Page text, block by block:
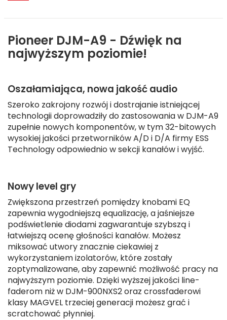
Pioneer DJM-A9 - Dźwięk na
najwyższym poziomie!
Oszałamiająca, nowa jakość audio
Szeroko zakrojony rozwój i dostrajanie istniejącej
technologii doprowadziły do zastosowania w DJM-A9
zupełnie nowych komponentów, w tym 32-bitowych
wysokiej jakości przetworników A/D i D/A firmy ESS
Technology odpowiednio w sekcji kanałów i wyjść.
Nowy level gry
Zwiększona przestrzeń pomiędzy knobami EQ
zapewnia wygodniejszą equalizację, a jaśniejsze
podświetlenie diodami zagwarantuje szybszą i
łatwiejszą ocenę głośności kanałów. Możesz
miksować utwory znacznie ciekawiej z
wykorzystaniem izolatorów, które zostały
zoptymalizowane, aby zapewnić możliwość pracy na
najwyższym poziomie. Dzięki wyższej jakości line-
faderom niż w DJM-900NXS2 oraz crossfaderowi
klasy MAGVEL trzeciej generacji możesz grać i
scratchować płynniej.